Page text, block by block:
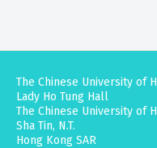
The Chinese University of
Lady Ho Tung Hall
The Chinese University of
Sha Tin, N.T.
Hong Kong SAR